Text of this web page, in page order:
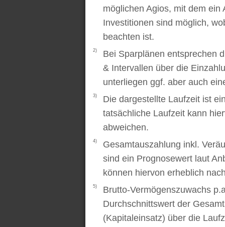
möglichen Agios, mit dem
Investitionen sind möglich,
beachten ist.
2)
Bei Sparplänen entsprechen
& Intervallen über die
unterliegen ggf. aber auch
3)
Die dargestellte Laufzeit ist
tatsächliche Laufzeit kann
abweichen.
4)
Gesamtauszahlung inkl.
sind ein Prognosewert laut
können hiervon erheblich
5)
Brutto-Vermögenszuwachs
Durchschnittswert der
(Kapitaleinsatz) über die